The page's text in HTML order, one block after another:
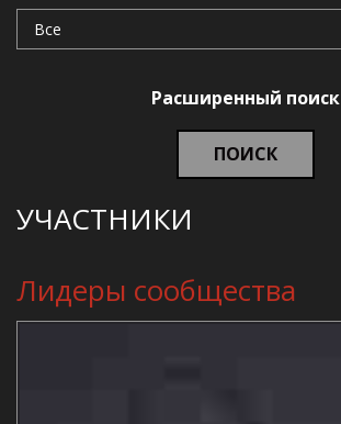
Расширенный поиск
ПОИСК
УЧАСТНИКИ
Лидеры сообщества